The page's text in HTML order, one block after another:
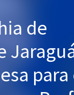
de
para